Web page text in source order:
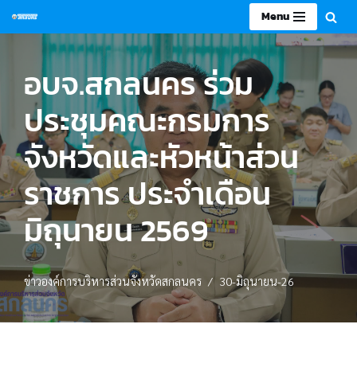
content
Menu
อบจ.สกลนคร ร่วม
ประชุมคณะกรมการ
จังหวัดและหัวหน้าส่วน
ราชการ ประจำเดือน
มิถุนายน 2569
ข่าวองค์การบริหารส่วนจังหวัดสกลนคร 30-มิถุนายน-26